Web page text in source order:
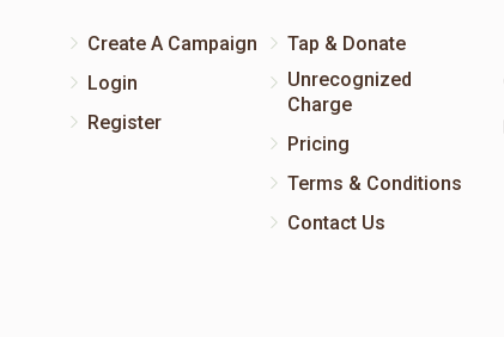
Create A Campaign
Login
Register
Tap & Donate
Unrecognized
Charge
Pricing
Terms & Conditions
Contact Us